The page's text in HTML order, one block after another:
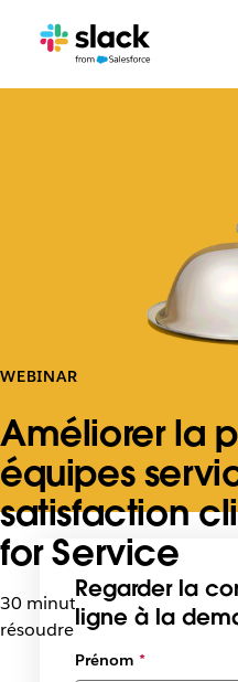
WEBINAR
Améliorer la
équipes
satisfaction
for Service
30 minutes pour découvrir
résoudre les incidents de
Regarder la
ligne à la
Prénom *